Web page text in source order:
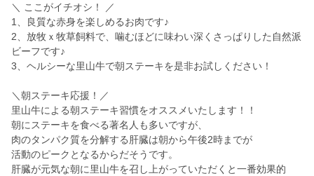
＼ ここがイチオシ！ ／
1、良質な赤身を楽しめるお肉です♪
2、放牧ｘ牧草飼料で、噛むほどに味わい深くさっぱりした自然派
ビーフです♪
3、ヘルシーな里山牛で朝ステーキを是非お試しください！
＼朝ステーキ応援！／
里山牛による朝ステーキ習慣をオススメいたします！！
朝にステーキを食べる著名人も多いですが、
肉のタンパク質を分解する肝臓は朝から午後2時までが
活動のピークとなるからだそうです。
肝臓が元気な朝に里山牛を召し上がっていただくと一番効果的